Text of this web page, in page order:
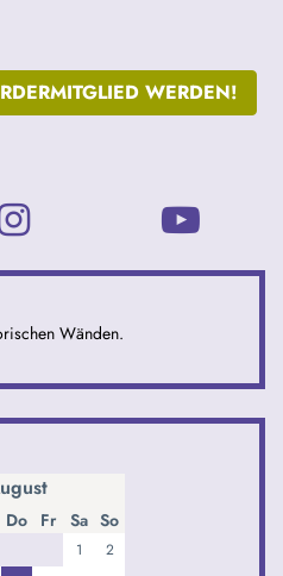
WERDEN!
Wänden.
Do Fr Sa So
1
2